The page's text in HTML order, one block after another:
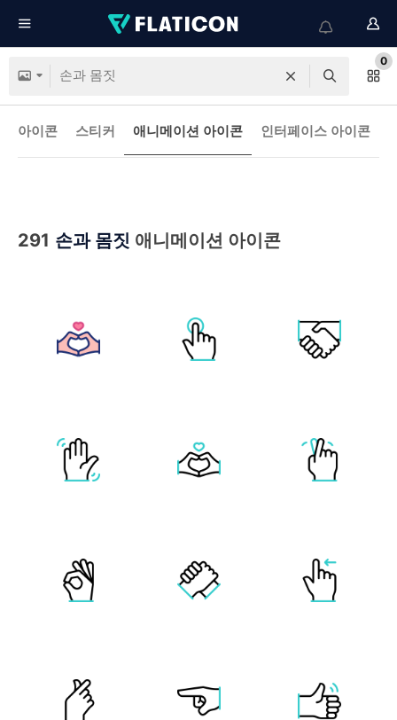
0
아이콘 스티커 애니메이션 아이콘 인터페이스 아이콘
291 손과 몸짓 애니메이션 아이콘